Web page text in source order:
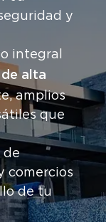
y
integral
alta
amplios
que
de
comercios
de tu